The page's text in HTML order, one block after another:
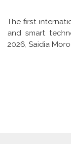
The first
and smart
2026, Saidia